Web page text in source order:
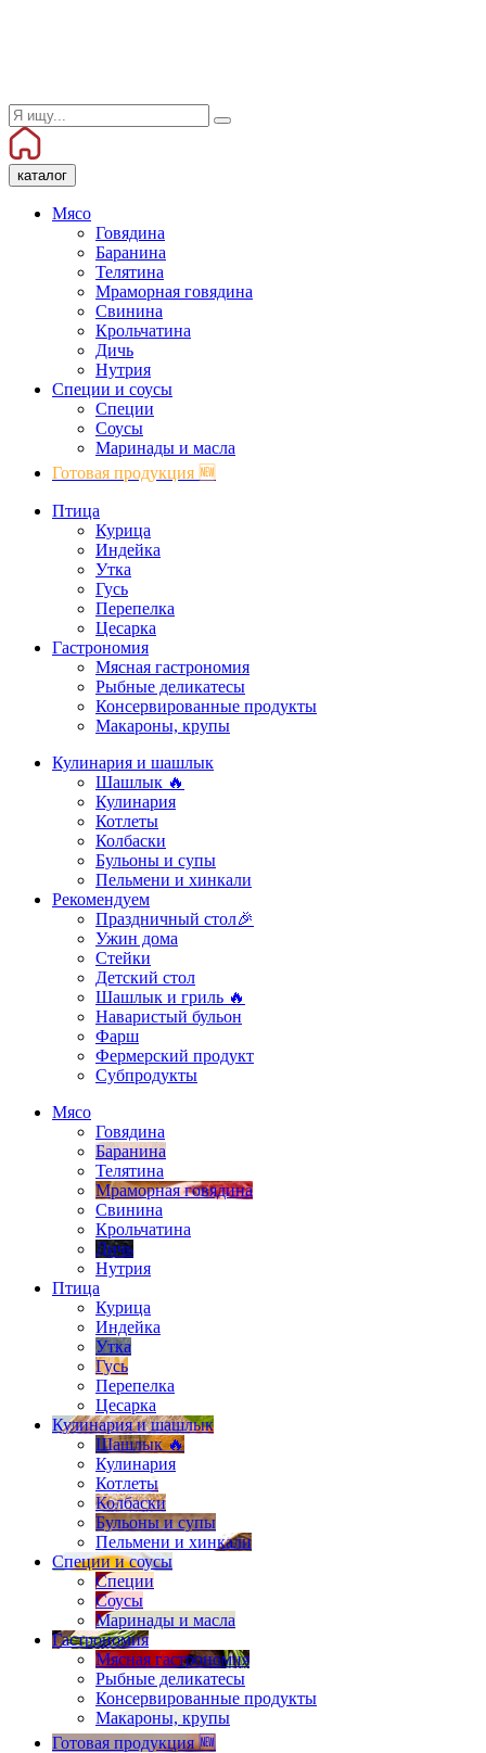
каталог
Мясо
Говядина
Баранина
Телятина
Мраморная говядина
Свинина
Крольчатина
Дичь
Нутрия
Специи и соусы
Специи
Соусы
Маринады и масла
Готовая продукция 🆕
Птица
Курица
Индейка
Утка
Гусь
Перепелка
Цесарка
Гастрономия
Мясная гастрономия
Рыбные деликатесы
Консервированные продукты
Макароны, крупы
Кулинария и шашлык
Шашлык 🔥
Кулинария
Котлеты
Колбаски
Бульоны и супы
Пельмени и хинкали
Рекомендуем
Праздничный стол🎉
Ужин дома
Стейки
Детский стол
Шашлык и гриль 🔥
Наваристый бульон
Фарш
Фермерский продукт
Субпродукты
Мясо
Говядина
Баранина
Телятина
Мраморная говядина
Свинина
Крольчатина
Дичь
Нутрия
Птица
Курица
Индейка
Утка
Гусь
Перепелка
Цесарка
Кулинария и шашлык
Шашлык 🔥
Кулинария
Котлеты
Колбаски
Бульоны и супы
Пельмени и хинкали
Специи и соусы
Специи
Соусы
Маринады и масла
Гастрономия
Мясная гастрономия
Рыбные деликатесы
Консервированные продукты
Макароны, крупы
Готовая продукция 🆕